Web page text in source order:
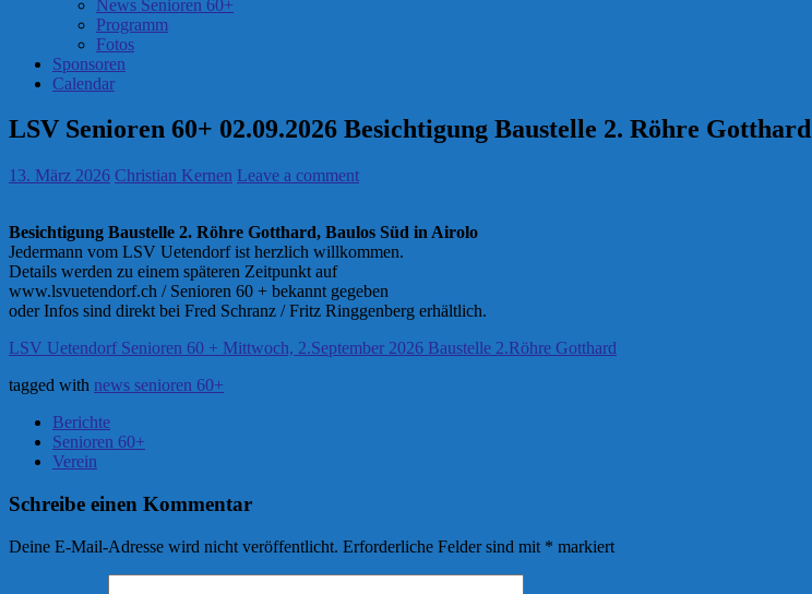
News Senioren 60+
Programm
Fotos
Sponsoren
Calendar
LSV Senioren 60+ 02.09.2026 Besichtigung Baustelle 2. Röhre Gotthard
13. März 2026 Christian Kernen Leave a comment
Besichtigung Baustelle 2. Röhre Gotthard, Baulos Süd in Airolo
Jedermann vom LSV Uetendorf ist herzlich willkommen.
Details werden zu einem späteren Zeitpunkt auf
www.lsvuetendorf.ch / Senioren 60 + bekannt gegeben
oder Infos sind direkt bei Fred Schranz / Fritz Ringgenberg erhältlich.
LSV Uetendorf Senioren 60 + Mittwoch, 2.September 2026 Baustelle 2.Röhre Gotthard
tagged with news senioren 60+
Berichte
Senioren 60+
Verein
Schreibe einen Kommentar
Deine E-Mail-Adresse wird nicht veröffentlicht. Erforderliche Felder sind mit * markiert